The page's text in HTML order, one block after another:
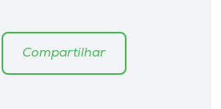
Compartilhar